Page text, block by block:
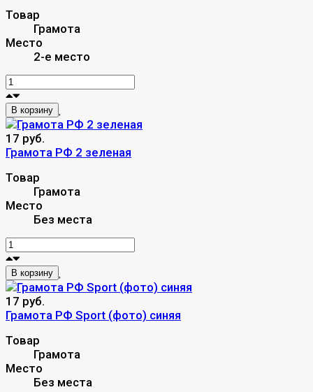
Товар
Грамота
Место
2-е место
В корзину
17 руб.
Грамота РФ 2 зеленая
Товар
Грамота
Место
Без места
В корзину
17 руб.
Грамота РФ Sport (фото) синяя
Товар
Грамота
Место
Без места